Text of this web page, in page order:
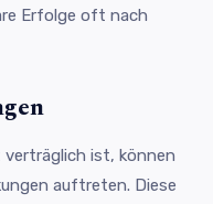
Erfolge oft nach
verträglich ist, können
auftreten. Diese